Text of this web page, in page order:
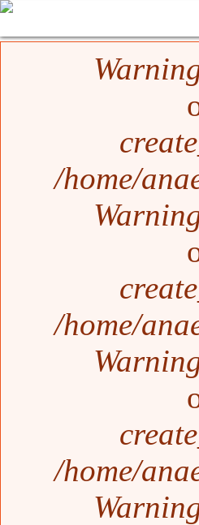
Mensaje de error
/home/
/home/
/home/